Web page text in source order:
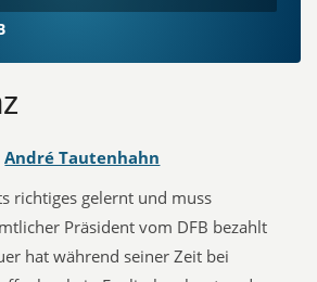
André Tautenhahn
richtiges gelernt und muss
Präsident vom ‪DFB‬ bezahlt
hat während seiner Zeit bei